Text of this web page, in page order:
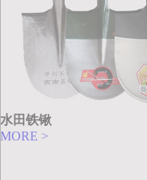
水田铁锹
MORE >